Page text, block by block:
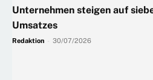
Unternehmen steigen auf
Umsatzes
Redaktion 30/07/2026